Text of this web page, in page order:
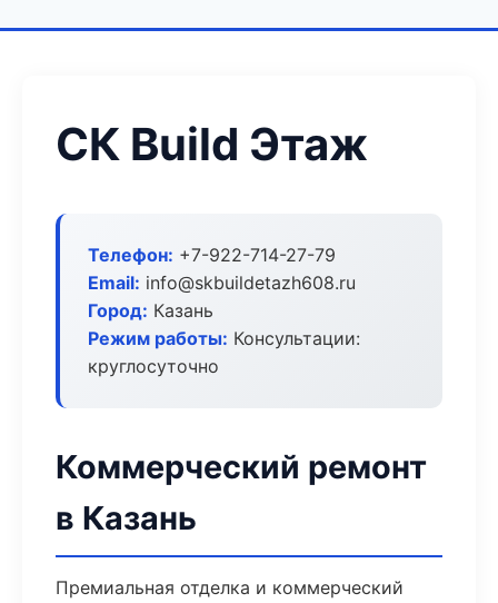
СК Build Этаж
Телефон: +7-922-714-27-79
Email: info@skbuildetazh608.ru
Город: Казань
Режим работы: Консультации:
круглосуточно
Коммерческий ремонт
в Казань
Премиальная отделка и коммерческий